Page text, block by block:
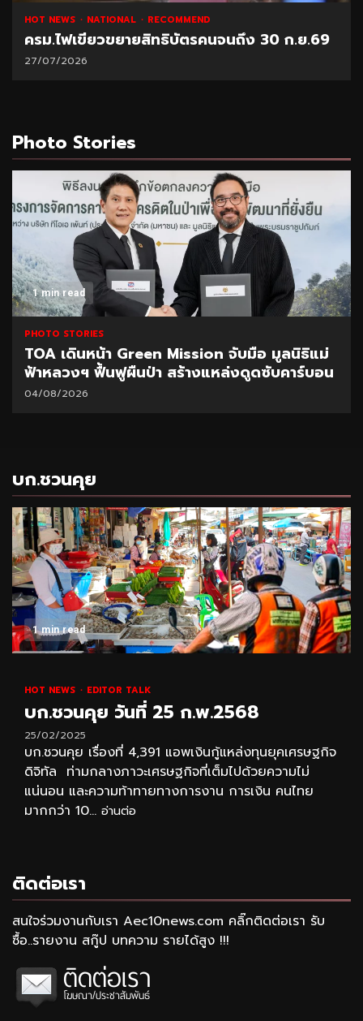
HOT NEWS NATIONAL RECOMMEND
ครม.ไฟเขียวขยายสิทธิบัตรคนจนถึง 30 ก.ย.69
27/07/2026
Photo Stories
1 min read
PHOTO STORIES
TOA เดินหน้า Green Mission จับมือ มูลนิธิแม่
ฟ้าหลวงฯ ฟื้นฟูผืนป่า สร้างแหล่งดูดซับคาร์บอน
04/08/2026
บก.ชวนคุย
1 min read
HOT NEWS EDITOR TALK
บก.ชวนคุย วันที่ 25 ก.พ.2568
25/02/2025
บก.ชวนคุย เรื่องที่ 4,391 แอพเงินกู้แหล่งทุนยุคเศรษฐกิจ
ดิจิทัล ท่ามกลางภาวะเศรษฐกิจที่เต็มไปด้วยความไม่
แน่นอน และความท้าทายทางการงาน การเงิน คนไทย
มากกว่า 10... อ่านต่อ
ติดต่อเรา
สนใจร่วมงานกับเรา Aec10news.com คลิ๊กติดต่อเรา รับ
ซื้อ..รายงาน สกู๊ป บทความ รายได้สูง !!!